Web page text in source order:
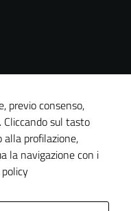
previo consenso,
sul tasto
profilazione,
la navigazione con i
sono
impostati da
una serie di
servizi esterni
(si veda la
estesa per i